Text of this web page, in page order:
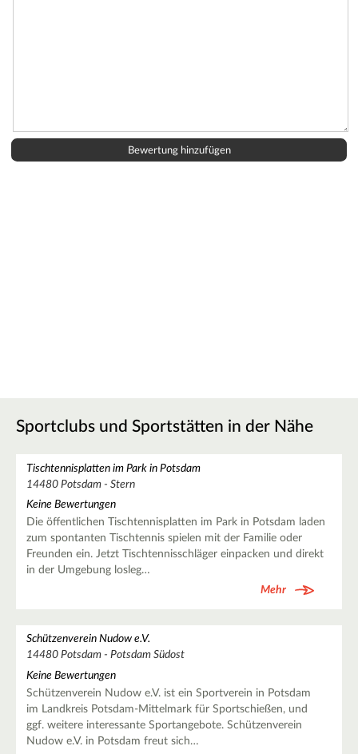
Sportclubs und Sportstätten in der Nähe
Tischtennisplatten im Park in Potsdam
14480 Potsdam - Stern
Keine Bewertungen
Die öffentlichen Tischtennisplatten im Park in Potsdam laden
zum spontanten Tischtennis spielen mit der Familie oder
Freunden ein. Jetzt Tischtennisschläger einpacken und direkt
in der Umgebung losleg…
Mehr
Schützenverein Nudow e.V.
14480 Potsdam - Potsdam Südost
Keine Bewertungen
Schützenverein Nudow e.V. ist ein Sportverein in Potsdam
im Landkreis Potsdam-Mittelmark für Sportschießen, und
ggf. weitere interessante Sportangebote. Schützenverein
Nudow e.V. in Potsdam freut sich…